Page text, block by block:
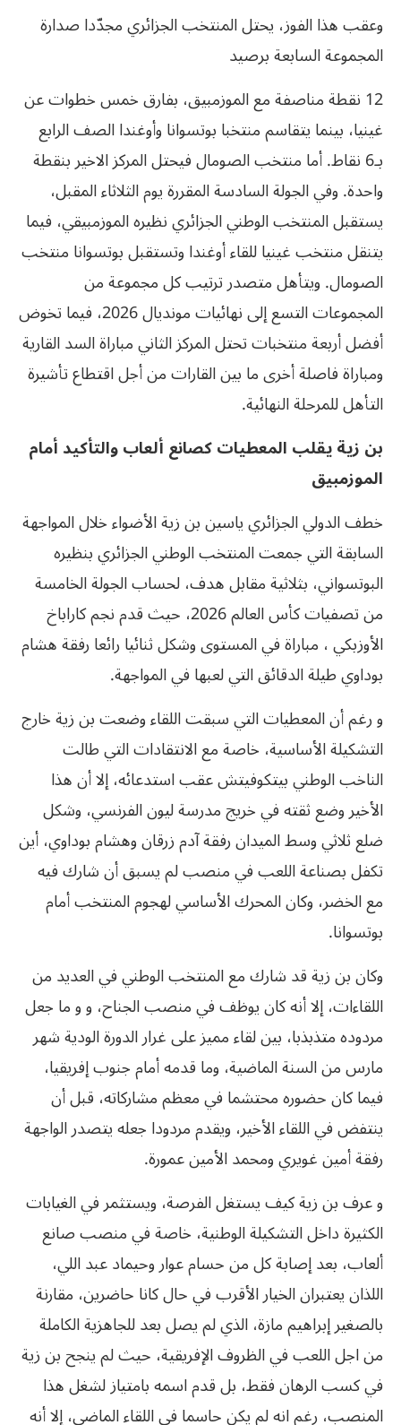
وعقب هذا الفوز، يحتل المنتخب الجزائري مجدّدا صدارة
المجموعة السابعة برصيد
12 نقطة مناصفة مع الموزمبيق، بفارق خمس خطوات عن
غينيا، بينما يتقاسم منتخبا بوتسوانا وأوغندا الصف الرابع
بـ6 نقاط. أما منتخب الصومال فيحتل المركز الاخير بنقطة
واحدة. وفي الجولة السادسة المقررة يوم الثلاثاء المقبل،
يستقبل المنتخب الوطني الجزائري نظيره الموزمبيقي، فيما
يتنقل منتخب غينيا للقاء أوغندا وتستقبل بوتسوانا منتخب
الصومال. ويتأهل متصدر ترتيب كل مجموعة من
المجموعات التسع إلى نهائيات مونديال 2026، فيما تخوض
أفضل أربعة منتخبات تحتل المركز الثاني مباراة السد القارية
ومباراة فاصلة أخرى ما بين القارات من أجل اقتطاع تأشيرة
التأهل للمرحلة النهائية.
بن زية يقلب المعطيات كصانع ألعاب والتأكيد أمام
الموزمبيق
خطف الدولي الجزائري ياسين بن زية الأضواء خلال المواجهة
السابقة التي جمعت المنتخب الوطني الجزائري بنظيره
البوتسواني، بثلاثية مقابل هدف، لحساب الجولة الخامسة
من تصفيات كأس العالم 2026، حيث قدم نجم كاراباخ
الأوزبكي ، مباراة في المستوى وشكل ثنائيا رائعا رفقة هشام
بوداوي طيلة الدقائق التي لعبها في المواجهة.
و رغم أن المعطيات التي سبقت اللقاء وضعت بن زية خارج
التشكيلة الأساسية، خاصة مع الانتقادات التي طالت
الناخب الوطني بيتكوفيتش عقب استدعائه، إلا أن هذا
الأخير وضع ثقته في خريج مدرسة ليون الفرنسي، وشكل
ضلع ثلاثي وسط الميدان رفقة آدم زرقان وهشام بوداوي، أين
تكفل بصناعة اللعب في منصب لم يسبق أن شارك فيه
مع الخضر، وكان المحرك الأساسي لهجوم المنتخب أمام
بوتسوانا.
وكان بن زية قد شارك مع المنتخب الوطني في العديد من
اللقاءات، إلا أنه كان يوظف في منصب الجناح، و و ما جعل
مردوده متذبذبا، بين لقاء مميز على غرار الدورة الودية شهر
مارس من السنة الماضية، وما قدمه أمام جنوب إفريقيا،
فيما كان حضوره محتشما في معظم مشاركاته، قبل أن
ينتفض في اللقاء الأخير، ويقدم مردودا جعله يتصدر الواجهة
رفقة أمين غويري ومحمد الأمين عمورة.
و عرف بن زية كيف يستغل الفرصة، ويستثمر في الغيابات
الكثيرة داخل التشكيلة الوطنية، خاصة في منصب صانع
ألعاب، بعد إصابة كل من حسام عوار وحيماد عبد اللي،
اللذان يعتبران الخيار الأقرب في حال كانا حاضرين، مقارنة
بالصغير إبراهيم مازة، الذي لم يصل بعد للجاهزية الكاملة
من اجل اللعب في الظروف الإفريقية، حيث لم ينجح بن زية
في كسب الرهان فقط، بل قدم اسمه بامتياز لشغل هذا
المنصب، رغم انه لم يكن حاسما في اللقاء الماضي، إلا أنه